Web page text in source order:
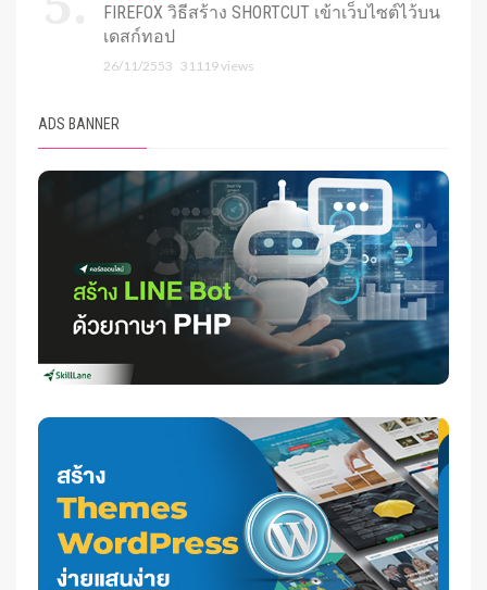
FIREFOX วิธีสร้าง SHORTCUT เข้าเว็บไซต์ไว้บน
เดสก์ทอป
26/11/2553 31119 views
ADS BANNER